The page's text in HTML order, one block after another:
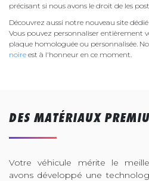
précisant si nous avons le droit de les
Découvrez aussi notre nouveau site
Vous pouvez personnaliser entièrement
plaque homologuée ou personnalisée.
noire est à l'honneur en ce moment.
DES MATÉRIAUX
Votre véhicule mérite le
avons développé une